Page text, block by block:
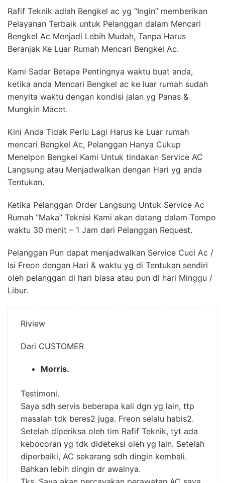
Rafif Teknik adlah Bengkel ac yg “Ingin” memberikan
Pelayanan Terbaik untuk Pelanggan dalam Mencari
Bengkel Ac Menjadi Lebih Mudah, Tanpa Harus
Beranjak Ke Luar Rumah Mencari Bengkel Ac.
Kami Sadar Betapa Pentingnya waktu buat anda,
ketika anda Mencari Bengkel ac ke luar rumah sudah
menyita waktu dengan kondisi jalan yg Panas &
Mungkin Macet.
Kini Anda Tidak Perlu Lagi Harus ke Luar rumah
mencari Bengkel Ac, Pelanggan Hanya Cukup
Menelpon Bengkel Kami Untuk tindakan Service AC
Langsung atau Menjadwalkan dengan Hari yg anda
Tentukan.
Ketika Pelanggan Order Langsung Untuk Service Ac
Rumah “Maka” Teknisi Kami akan datang dalam Tempo
waktu 30 menit – 1 Jam dari Pelanggan Request.
Pelanggan Pun dapat menjadwalkan Service Cuci Ac /
Isi Freon dengan Hari & waktu yg di Tentukan sendiri
oleh pelanggan di hari biasa atau pun di hari Minggu /
Libur.
Riview
Dari CUSTOMER
Morris.
Testimoni.
Saya sdh servis beberapa kali dgn yg lain, ttp
masalah tdk beres2 juga. Freon selalu habis2.
Setelah diperiksa oleh tim Rafif Teknik, tyt ada
kebocoran yg tdk dideteksi oleh yg lain. Setelah
diperbaiki, AC sekarang sdh dingin kembali.
Bahkan lebih dingin dr awalnya.